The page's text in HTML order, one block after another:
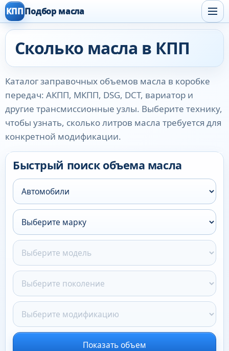
КПППодбор масла
Сколько масла в КПП
Каталог заправочных объемов масла в коробке
передач: АКПП, МКПП, DSG, DCT, вариатор и
другие трансмиссионные узлы. Выберите технику,
чтобы узнать, сколько литров масла требуется для
конкретной модификации.
Быстрый поиск объема масла
Показать объем